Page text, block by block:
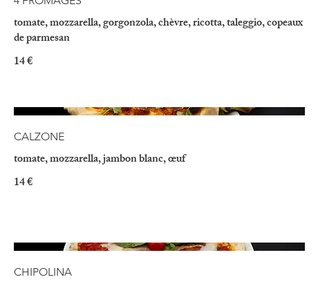
tomate, mozzarella, gorgonzola, chèvre, ricotta, taleggio, copeaux
de parmesan
14 €
CALZONE
tomate, mozzarella, jambon blanc, œuf
14 €
CHIPOLINA